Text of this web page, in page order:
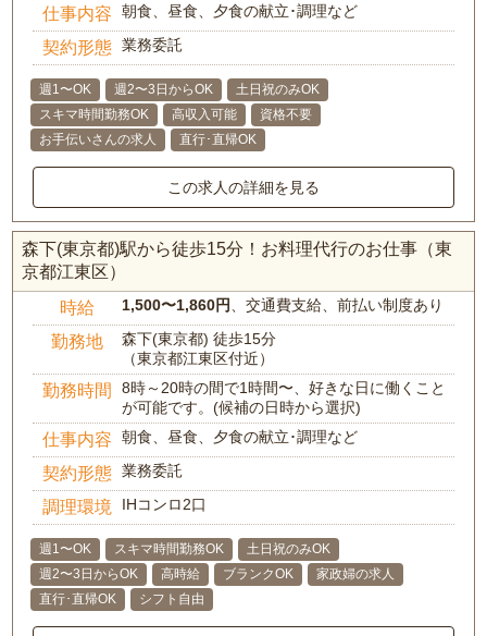
仕事内容 朝食、昼食、夕食の献立･調理など
契約形態 業務委託
週1〜OK 週2〜3日からOK
土日祝のみOK
スキマ時間勤務OK
高収入可能
資格不要
お手伝いさんの求人
直行･直帰OK
この求人の詳細を見る
森下(東京都)駅から徒歩15分！お料理代行のお仕事（東
京都江東区）
時給 1,500〜1,860円 、交通費支給、前払い制度あり
勤務地
森下(東京都) 徒歩15分
（東京都江東区付近）
勤務時間
8時～20時の間で1時間〜、好きな日に働くこと
が可能です。(候補の日時から選択)
仕事内容 朝食、昼食、夕食の献立･調理など
契約形態 業務委託
調理環境 IHコンロ2口
週1〜OK スキマ時間勤務OK
土日祝のみOK
週2〜3日からOK
高時給 ブランクOK
家政婦の求人
直行･直帰OK
シフト自由